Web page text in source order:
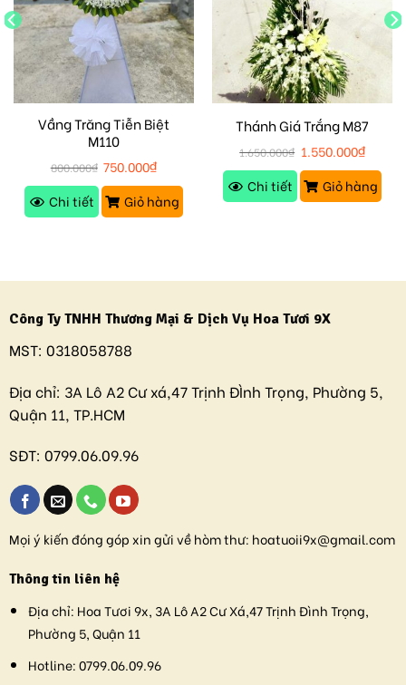
Vầng Trăng Tiễn Biệt
M110
800.000₫ 750.000₫
Chi tiết
Giỏ hàng
Thánh Giá Trắng M87
1.650.000₫ 1.550.000₫
Chi tiết
Giỏ hàng
Công Ty TNHH Thương Mại & Dịch Vụ Hoa Tươi 9X
MST: 0318058788
Địa chỉ: 3A Lô A2 Cư xá,47 Trịnh ĐÌnh Trọng, Phường 5,
Quận 11, TP.HCM
SĐT: 0799.06.09.96
Mọi ý kiến đóng góp xin gửi về hòm thư: hoatuoii9x@gmail.com
Thông tin liên hệ
Địa chỉ: Hoa Tươi 9x, 3A Lô A2 Cư Xá,47 Trịnh Đình Trọng,
Phường 5, Quận 11
Hotline:0799.06.09.96